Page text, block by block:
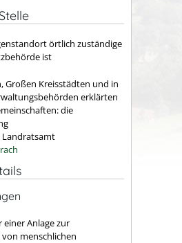
örtlich zuständige
ist
Großen Kreisstädten und in
erklärten
die
Landratsamt
einer Anlage zur
menschlichen